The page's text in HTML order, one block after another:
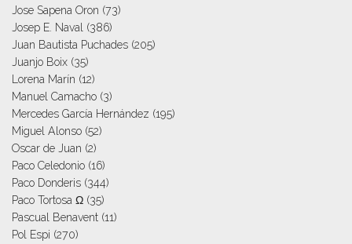
Jose Sapena Oron (73)
Josep E. Naval
(386)
Juan Bautista Puchades (205)
Juanjo Boix (35)
Lorena Marín (12)
Manuel Camacho (3)
Mercedes García Hernández (195)
Miguel Alonso (52)
Oscar de Juan (2)
Paco Celedonio (16)
Paco Donderis (344)
Paco Tortosa Ω (35)
Pascual Benavent (11)
Pol Espi (270)